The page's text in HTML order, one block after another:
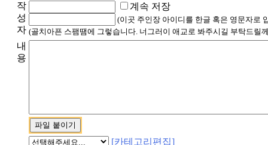
작
성
자
계속 저장
(이곳 주인장 아이디를 한글 혹은 영문자로
(골치아픈 스팸땜에 그렇습니다. 너그러이 애교로 봐주시길 부탁드릴
내
용
[카테고리편집]